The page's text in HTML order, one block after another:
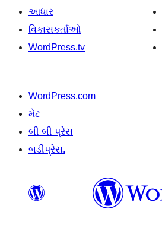
આધાર
વિકાસકર્તાઓ
WordPress.tv
WordPress.com
મેટ
બી બી પ્રેસ
બડીપ્રેસ.